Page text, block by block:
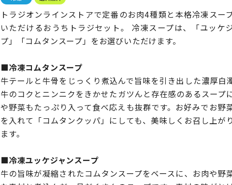
トラジオンラインストアで定番のお肉4種類と本格冷凍スー
いただけるおうちトラジセット。 冷凍スープは、「ユッケ
プ」「コムタンスープ」をお選びいただけます。
■冷凍コムタンスープ
牛テールと牛骨をじっくり煮込んで旨味を引き出した濃厚白
牛のコクとニンニクをきかせたガツんと存在感のあるスープ
や野菜もたっぷり入って食べ応えも抜群です。お好みでお野
を入れて「コムタンクッパ」にしても、美味しくお召し上が
ます。
■冷凍ユッケジャンスープ
牛の旨味が凝縮されたコムタンスープをベースに、お肉や野